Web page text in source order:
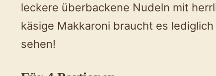
leckere überbackene Nudeln mit
käsige Makkaroni braucht es
sehen!